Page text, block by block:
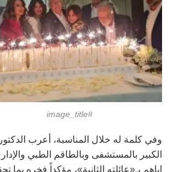
#image_title
وفي كلمة له خلال المناسبة، أعرب
الكبير بالمستشفى وبالطاقم الطبي
إياهم بـ«عائلته الثانية»، مؤكداً فخره